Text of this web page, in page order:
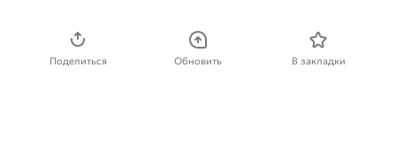
Поделиться Обновить В закладки